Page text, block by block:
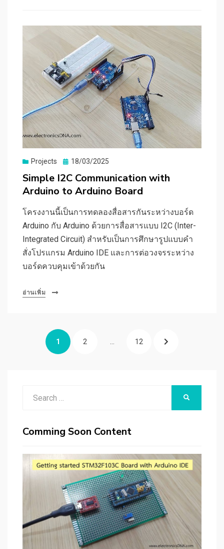
Projects
Posted
18/03/2025
Simple I2C Communication with
Arduino to Arduino Board
โครงงานนี้เป็นการทดลองสื่อสารกันระหว่างบอร์ด
Arduino กับ Arduino ด้วยการสื่อสารแบบ I2C (Inter-
Integrated Circuit) สำหรับเป็นการศึกษารูปแบบคำ
สั่งโปรแกรม Arduino IDE และการต่อวงจรระหว่าง
บอร์ดควบคุมเข้าด้วยกัน
อ่านเพิ่ม
แนะแนว PAGE
1 PAGE
2 … PAGE
12 NEXT
Comming Soon Content